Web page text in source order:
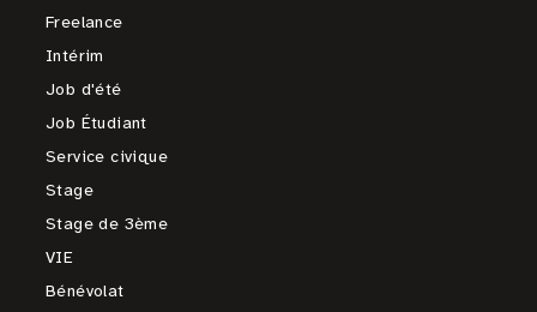
Freelance
Intérim
Job d'été
Job Étudiant
Service civique
Stage
Stage de 3ème
VIE
Bénévolat